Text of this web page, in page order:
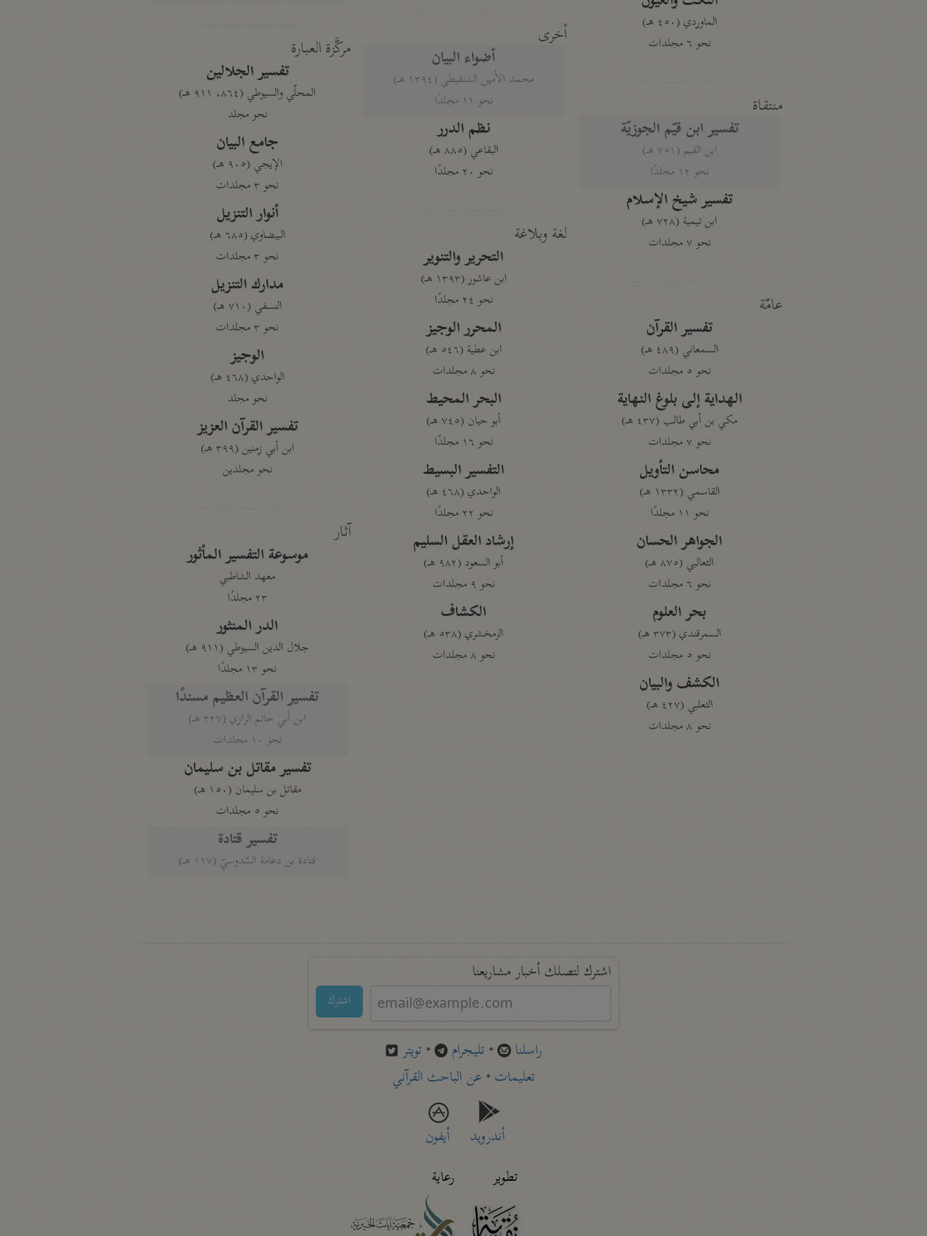
الماوردي (٤٥٠ هـ)
نحو ٦ مجلدات
منتقاة
تفسير ابن قيّم الجوزيّة
ابن القيم (٧٥١ هـ)
نحو ١٢ مجلدًا
تفسير شيخ الإسلام
ابن تيمية (٧٢٨ هـ)
نحو ٧ مجلدات
عامّة
تفسير القرآن
السمعاني (٤٨٩ هـ)
نحو ٥ مجلدات
الهداية إلى بلوغ النهاية
مكي بن أبي طالب (٤٣٧ هـ)
نحو ٧ مجلدات
محاسن التأويل
القاسمي (١٣٣٢ هـ)
نحو ١١ مجلدًا
الجواهر الحسان
الثعالبي (٨٧٥ هـ)
نحو ٦ مجلدات
بحر العلوم
السمرقندي (٣٧٣ هـ)
نحو ٥ مجلدات
الكشف والبيان
الثعلبي (٤٢٧ هـ)
نحو ٨ مجلدات
أخرى
أضواء البيان
محمد الأمين الشنقيطي (١٣٩٤ هـ)
نحو ١١ مجلدًا
نظم الدرر
البقاعي (٨٨٥ هـ)
نحو ٢٠ مجلدًا
لغة وبلاغة
التحرير والتنوير
ابن عاشور (١٣٩٣ هـ)
نحو ٢٤ مجلدًا
المحرر الوجيز
ابن عطية (٥٤٦ هـ)
نحو ٨ مجلدات
البحر المحيط
أبو حيان (٧٤٥ هـ)
نحو ١٦ مجلدًا
التفسير البسيط
الواحدي (٤٦٨ هـ)
نحو ٢٢ مجلدًا
إرشاد العقل السليم
أبو السعود (٩٨٢ هـ)
نحو ٩ مجلدات
الكشاف
الزمخشري (٥٣٨ هـ)
نحو ٨ مجلدات
مركَّزة العبارة
تفسير الجلالين
المحلّي والسيوطي (٨٦٤، ٩١١ هـ)
نحو مجلد
جامع البيان
الإيجي (٩٠٥ هـ)
نحو ٣ مجلدات
أنوار التنزيل
البيضاوي (٦٨٥ هـ)
نحو ٣ مجلدات
مدارك التنزيل
النسفي (٧١٠ هـ)
نحو ٣ مجلدات
الوجيز
الواحدي (٤٦٨ هـ)
نحو مجلد
تفسير القرآن العزيز
ابن أبي زمنين (٣٩٩ هـ)
نحو مجلدين
آثار
موسوعة التفسير المأثور
معهد الشاطبي
٢٣ مجلدًا
الدر المنثور
جلال الدين السيوطي (٩١١ هـ)
نحو ١٣ مجلدًا
تفسير القرآن العظيم مسندًا
ابن أبي حاتم الرازي (٣٢٧ هـ)
نحو ١٠ مجلدات
تفسير مقاتل بن سليمان
مقاتل بن سليمان (١٥٠ هـ)
نحو ٥ مجلدات
تفسير قتادة
قتادة بن دعامة السّدوسيّ (١١٧ هـ)
اشترك لتصلك أخبار مشاريعنا
اشترك
راسلنا • تليجرام • تويتر
تعليمات• عن الباحث القرآني
أندرويد
أيفون
تطوير
رعاية